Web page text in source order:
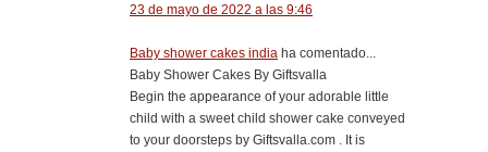
23 de mayo de 2022 a las 9:46
Baby shower cakes india ha comentado...
Baby Shower Cakes By Giftsvalla
Begin the appearance of your adorable little
child with a sweet child shower cake conveyed
to your doorsteps by Giftsvalla.com . It is